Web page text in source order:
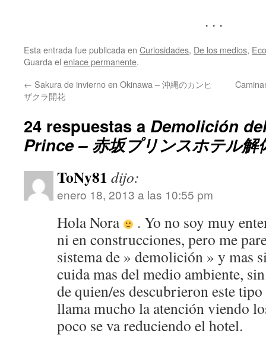
. . .
Esta entrada fue publicada en Curiosidades, De los medios,
Guarda el enlace permanente.
← Sakura de invierno en Okinawa – 沖縄のカンヒ
ザクラ開花
24 respuestas a Demolición
Prince – 赤坂プリンスホテル解
ToNy81 dijo:
enero 18, 2013 a las 10:55 pm
Hola Nora
. Yo no soy muy
ni en construcciones, pero me
sistema de » demolición » y mas
cuida mas del medio ambiente,
de quien/es descubrieron este
llama mucho la atención viendo
poco se va reduciendo el hotel.